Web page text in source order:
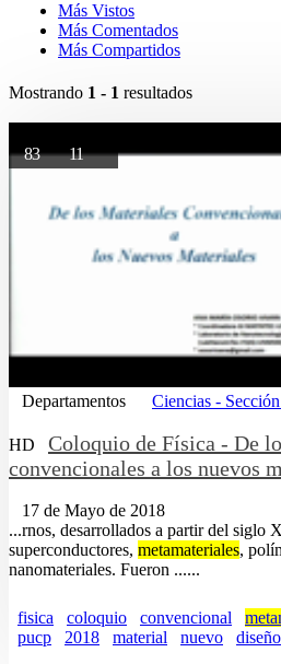
Más Vistos
Más Comentados
Más Compartidos
Mostrando 1 - 1 resultados
8311
Departamentos Ciencias -
HD
Coloquio de Física - De
convencionales a los nuevos
17 de Mayo de 2018
...rnos, desarrollados a partir del siglo
superconductores, metamateriales,
nanomateriales. Fueron ......
fisica coloquio convencional
pucp
2018 material nuevo diseño